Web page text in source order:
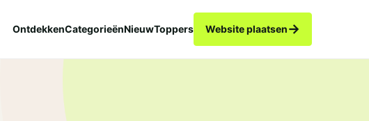
OntdekkenCategorieënNieuwToppers Website plaatsen→